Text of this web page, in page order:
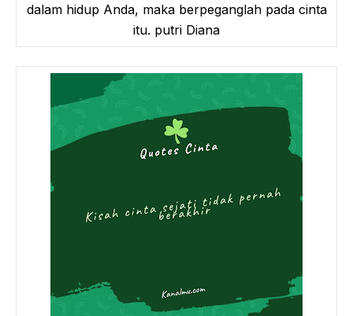
dalam hidup Anda, maka berpeganglah pada cinta
itu. putri Diana